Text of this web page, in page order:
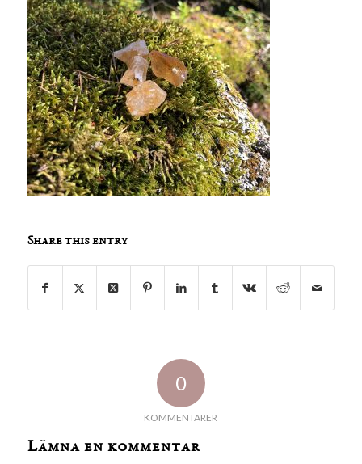
Share this entry
0
KOMMENTARER
Lämna en kommentar